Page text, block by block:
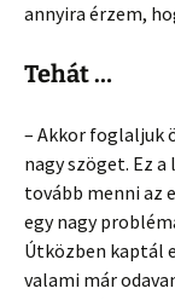
annyira érzem,
Tehát …
– Akkor foglaljuk
nagy szöget. Ez
tovább menni az
egy nagy
Útközben kaptál
valami már